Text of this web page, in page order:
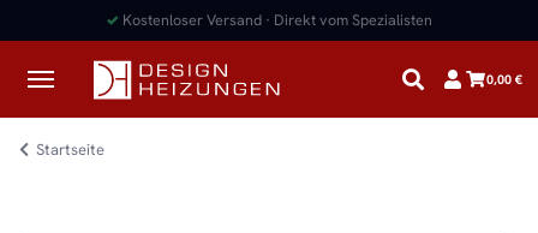
✓ Kostenloser Versand · Direkt vom Spezialisten
0,00 €
Startseite